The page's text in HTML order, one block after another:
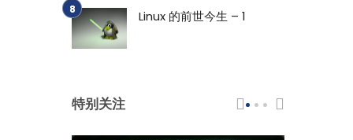
Linux 的前世今生 – 1
特别关注